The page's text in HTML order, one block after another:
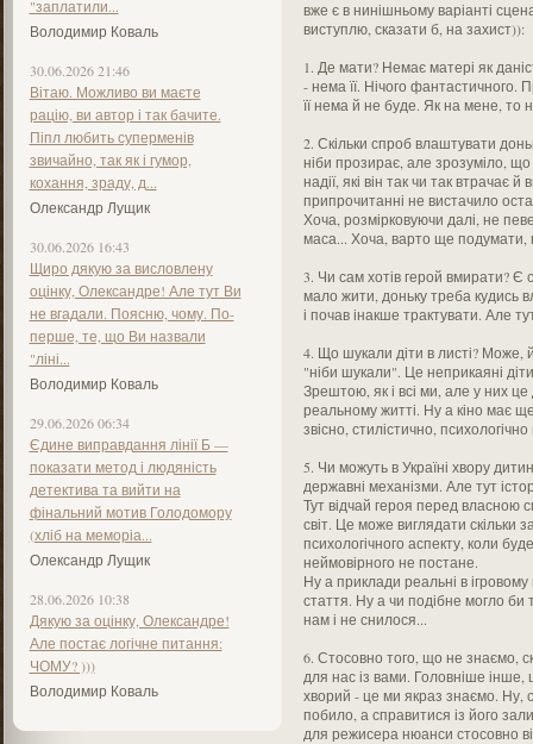
"заплатили...
Володимир Коваль
30.06.2026 21:46
Вітаю. Можливо ви маєте
рацію, ви автор і так бачите.
Піпл любить суперменів
звичайно, так як і гумор,
кохання, зраду, д...
Олександр Лущик
30.06.2026 16:43
Щиро дякую за висловлену
оцінку, Олександре! Але тут Ви
не вгадали. Поясню, чому. По-
перше, те, що Ви назвали
"ліні...
Володимир Коваль
29.06.2026 06:34
Єдине виправдання лінії Б —
показати метод і людяність
детектива та вийти на
фінальний мотив Голодомору
(хліб на меморіа...
Олександр Лущик
28.06.2026 10:38
Дякую за оцінку, Олександре!
Але постає логічне питання:
ЧОМУ? )))
Володимир Коваль
вже є в нинішньому варіанті
виступлю, сказати б, на захист)):
1. Де мати? Немає матері як
- нема її. Нічого фантастичного.
її нема й не буде. Як на мене, то
2. Скільки спроб влаштувати
ніби прозирає, але зрозуміло, що
надії, які він так чи так
припрочитанні не вистачило
Хоча, розмірковуючи далі, не
маса... Хоча, варто ще подумати,
3. Чи сам хотів герой вмирати?
мало жити, доньку треба кудись
і почав інакше трактувати. Але
4. Що шукали діти в листі? Може,
"ніби шукали". Це неприкаяні
Зрештою, як і всі ми, але у них
реальному житті. Ну а кіно має
звісно, стилістично,
5. Чи можуть в Україні хвору
державні механізми. Але тут
Тут відчай героя перед власною
світ. Це може виглядати скільки
психологічного аспекту, коли
неймовірного не постане.
Ну а приклади реальні в
стаття. Ну а чи подібне могло
нам і не снилося...
6. Стосовно того, що не знаємо,
для нас із вами. Головніше інше,
хворий - це ми якраз знаємо. Ну,
побило, а справитися із його
для режисера нюанси стосовно